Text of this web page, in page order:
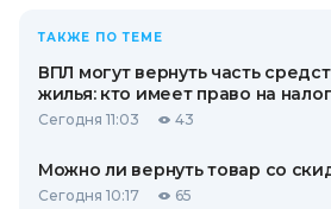
ТАКЖЕ ПО ТЕМЕ
ВПЛ могут вернуть часть
жилья: кто имеет право на
Сегодня 11:03 43
Можно ли вернуть товар со
Сегодня 10:17 65